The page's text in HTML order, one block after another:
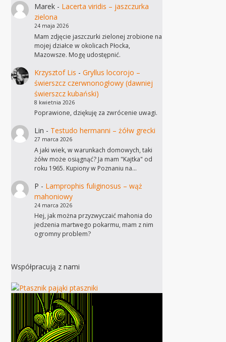
Marek- Lacerta viridis – jaszczurka
zielona
24 maja 2026
Mam zdjęcie jaszczurki zielonej zrobione na
mojej działce w okolicach Płocka,
Mazowsze. Mogę udostępnić.
Krzysztof Lis - Gryllus locorojo –
świerszcz czerwnonogłowy (dawniej
świerszcz kubański)
8 kwietnia 2026
Poprawione, dziękuję za zwrócenie uwagi.
Lin - Testudo hermanni – żółw grecki
27 marca 2026
A jaki wiek, w warunkach domowych, taki
żółw może osiągnąć? Ja mam "Kajtka" od
roku 1965. Kupiony w Poznaniu na…
P - Lamprophis fuliginosus – wąż
mahoniowy
24 marca 2026
Hej, jak można przyzwyczaić mahonia do
jedzenia martwego pokarmu, mam z nim
ogromny problem?
Współpracują z nami